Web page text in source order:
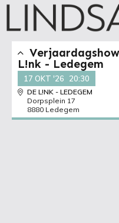
L!nk - Ledegem
17 OKT '26 20:30
DE L!NK - LEDEGEM
Dorpsplein 17
8880 Ledegem